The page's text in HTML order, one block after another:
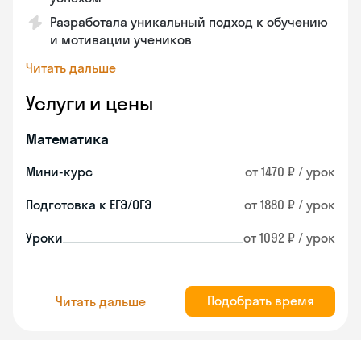
Разработала уникальный подход к обучению
и мотивации учеников
Читать дальше
Услуги и цены
Математика
Мини-курс от 1470 ₽ / урок
Подготовка к ЕГЭ/ОГЭ от 1880 ₽ / урок
Уроки от 1092 ₽ / урок
Читать дальше Подобрать время